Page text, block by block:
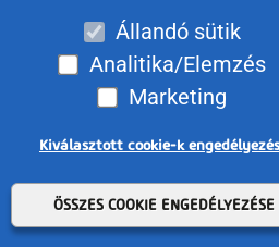
Állandó sütik
Analitika/Elemzés
Marketing
Kiválasztott cookie-k
ÖSSZES COOKIE ENGEDÉLYEZÉSE
A MISKOLC TV
Minden jog fenntartva 2026 ©
Nonprofit